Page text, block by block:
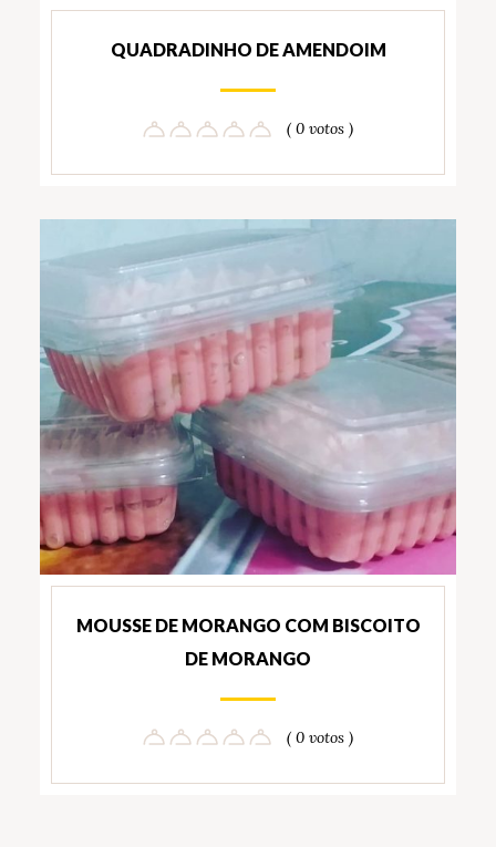
QUADRADINHO DE AMENDOIM
( 0 votos )
MOUSSE DE MORANGO COM BISCOITO
DE MORANGO
( 0 votos )